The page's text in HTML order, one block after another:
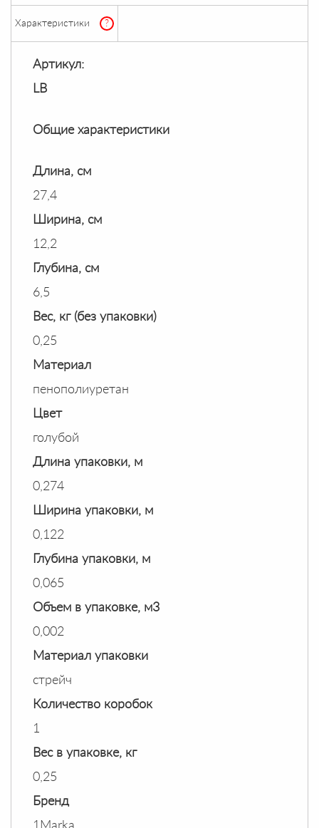
Характеристики ?
Артикул:
LB
Общие характеристики
Длина, см
27,4
Ширина, см
12,2
Глубина, см
6,5
Вес, кг (без упаковки)
0,25
Материал
пенополиуретан
Цвет
голубой
Длина упаковки, м
0,274
Ширина упаковки, м
0,122
Глубина упаковки, м
0,065
Объем в упаковке, м3
0,002
Материал упаковки
стрейч
Количество коробок
1
Вес в упаковке, кг
0,25
Бренд